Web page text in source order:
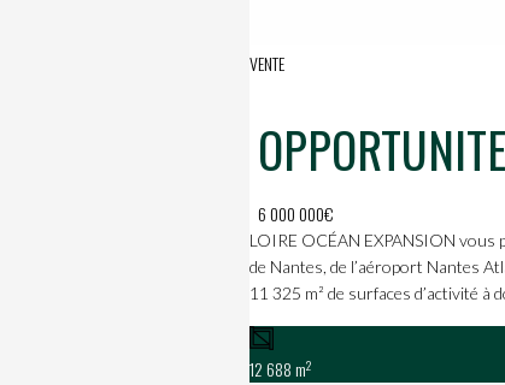
VENTE
6 000 000€
LOIRE OCÉAN EXPANSION vous
de Nantes, de l’aéroport Nantes
11 325 m² de surfaces d’activité à
12 688 m2